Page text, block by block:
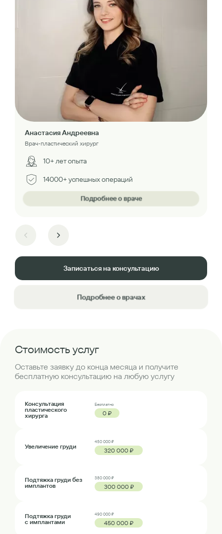
Анастасия Андреевна
Врач-пластический хирург
10+ лет опыта
14000+ успешных операций
Подробнее о враче
Записаться на консультацию
Подробнее о врачах
Стоимость услуг
Оставьте заявку до конца месяца и получите
бесплатную консультацию на любую услугу
Консультация
пластического
хирурга
Бесплатно
0 ₽
Увеличение груди
450 000 ₽
320 000 ₽
Подтяжка груди без
имплантов
380 000 ₽
300 000 ₽
Подтяжка груди
с имплантами
490 000 ₽
450 000 ₽